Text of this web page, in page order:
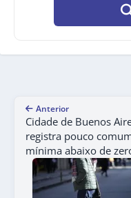
Anterior
Cidade de Buenos
registra pouco
mínima abaixo de